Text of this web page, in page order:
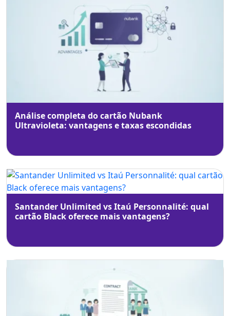
Análise completa do cartão Nubank
Ultravioleta: vantagens e taxas escondidas
Santander Unlimited vs Itaú Personnalité: qual
cartão Black oferece mais vantagens?